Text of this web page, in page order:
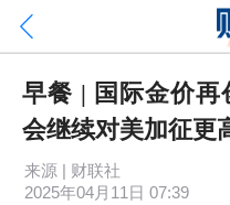
早餐 | 国际金价再
会继续对美加征更
来源 | 财联社
2025年04月11日 07:39